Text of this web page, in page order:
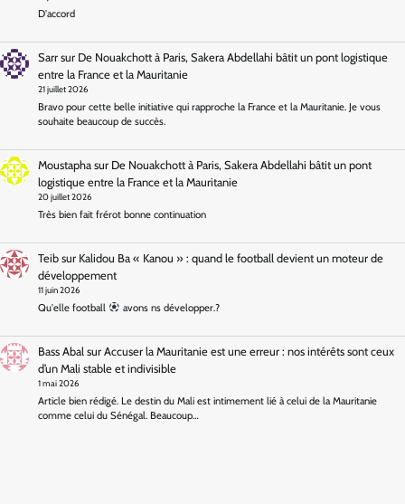
D'accord
Sarrsur De Nouakchott à Paris, Sakera Abdellahi bâtit un pont logistique
entre la France et la Mauritanie
21 juillet 2026
Bravo pour cette belle initiative qui rapproche la France et la Mauritanie. Je vous
souhaite beaucoup de succès.
Moustaphasur De Nouakchott à Paris, Sakera Abdellahi bâtit un pont
logistique entre la France et la Mauritanie
20 juillet 2026
Très bien fait frérot bonne continuation
Teibsur Kalidou Ba « Kanou » : quand le football devient un moteur de
développement
11 juin 2026
Qu'elle football avons ns développer.?
Bass Abal sur Accuser la Mauritanie est une erreur : nos intérêts sont ceux
d’un Mali stable et indivisible
1 mai 2026
Article bien rédigé. Le destin du Mali est intimement lié à celui de la Mauritanie
comme celui du Sénégal. Beaucoup…